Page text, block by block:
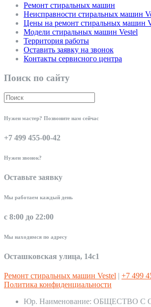
Ремонт стиральных машин
Неисправности стиральных машин
Цены на ремонт стиральных машин
Модели стиральных машин Vestel
Территория работы
Оставить заявку на звонок
Контакты сервисного центра
Поиск по сайту
Нужен мастер? Позвоните нам сейчас
+7 499 455-00-42
Нужен звонок?
Оставьте заявку
Мы работаем каждый день
с 8:00 до 22:00
Мы находимся по адресу
Осташковская улица, 14с1
Ремонт стиральных машин Vestel | +7 499
Политика конфиденциальности
Юр. Наименование: ОБЩЕСТВО С